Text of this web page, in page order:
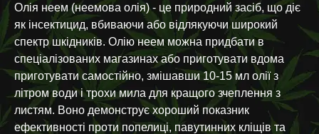
Олія неем (неемова олія) - це природний засіб, що діє
як інсектицид, вбиваючи або відлякуючи широкий
спектр шкідників. Олію неем можна придбати в
спеціалізованих магазинах або приготувати вдома
приготувати самостійно, змішавши 10-15 мл олії з
літром води і трохи мила для кращого зчеплення з
листям. Воно демонструє хороший показник
ефективності проти попелиці, павутинних кліщів та